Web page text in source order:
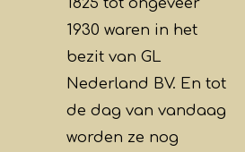
1930 waren in het
bezit van GL
Nederland BV. En tot
de dag van vandaag
worden ze nog